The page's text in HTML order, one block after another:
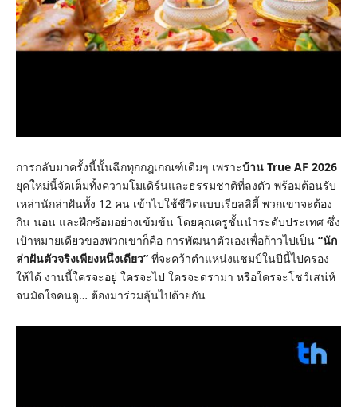
การกลับมาครั้งนี้นั้นฉีกทุกกฎเกณฑ์เดิมๆ เพราะบ้าน True AF 2026
ยุคใหม่นี้จัดเต็มทั้งความโมเดิร์นและธรรมชาติที่ลงตัว พร้อมต้อนรับ
เหล่านักล่าฝันทั้ง 12 คน เข้าไปใช้ชีวิตแบบเรียลลิตี้ พวกเขาจะต้อง
กิน นอน และฝึกซ้อมอย่างเข้มข้น โดยคุณครูชั้นนำระดับประเทศ ซึ่ง
เป้าหมายเดียวของพวกเขาก็คือ การพัฒนาตัวเองเพื่อก้าวไปเป็น “นัก
ล่าฝันตัวจริงเพียงหนึ่งเดียว” ที่จะคว้าตำแหน่งแชมป์ในปีนี้ไปครอง
ให้ได้ งานนี้ใครจะอยู่ ใครจะไป ใครจะดรามา หรือใครจะโชว์เสน่ห์
จนมัดใจคนดู… ต้องมาร่วมลุ้นไปด้วยกัน